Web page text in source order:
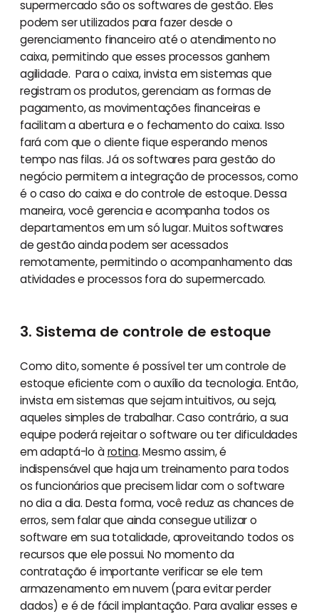
supermercado são os softwares de gestão. Eles
podem ser utilizados para fazer desde o
gerenciamento financeiro até o atendimento no
caixa, permitindo que esses processos ganhem
agilidade. Para o caixa, invista em sistemas que
registram os produtos, gerenciam as formas de
pagamento, as movimentações financeiras e
facilitam a abertura e o fechamento do caixa. Isso
fará com que o cliente fique esperando menos
tempo nas filas. Já os softwares para gestão do
negócio permitem a integração de processos, como
é o caso do caixa e do controle de estoque. Dessa
maneira, você gerencia e acompanha todos os
departamentos em um só lugar. Muitos softwares
de gestão ainda podem ser acessados
remotamente, permitindo o acompanhamento das
atividades e processos fora do supermercado.
3. Sistema de controle de estoque
Como dito, somente é possível ter um controle de
estoque eficiente com o auxílio da tecnologia. Então,
invista em sistemas que sejam intuitivos, ou seja,
aqueles simples de trabalhar. Caso contrário, a sua
equipe poderá rejeitar o software ou ter dificuldades
em adaptá-lo àrotina. Mesmo assim, é
indispensável que haja um treinamento para todos
os funcionários que precisem lidar com o software
no dia a dia. Desta forma, você reduz as chances de
erros, sem falar que ainda consegue utilizar o
software em sua totalidade, aproveitando todos os
recursos que ele possui. No momento da
contratação é importante verificar se ele tem
armazenamento em nuvem (para evitar perder
dados) e é de fácil implantação. Para avaliar esses e